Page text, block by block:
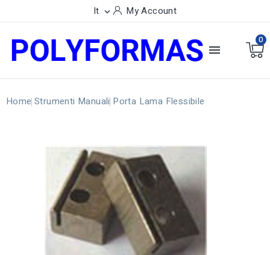
It  My Account

0
Home Strumenti Manuali Porta Lama Flessibile